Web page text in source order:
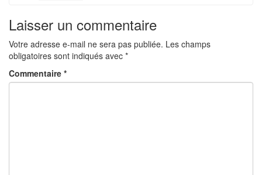
Laisser un commentaire
Votre adresse e-mail ne sera pas publiée. Les champs
obligatoires sont indiqués avec *
Commentaire *